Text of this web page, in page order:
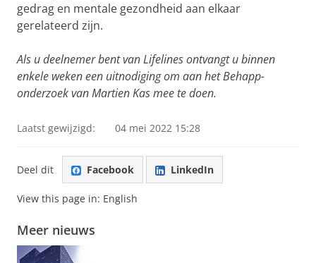
gedrag en mentale gezondheid aan elkaar
gerelateerd zijn.
Als u deelnemer bent van Lifelines ontvangt u binnen
enkele weken een uitnodiging om aan het Behapp-
onderzoek van Martien Kas mee te doen.
Laatst gewijzigd: 04 mei 2022 15:28
Deel dit Facebook LinkedIn
View this page in: English
Meer nieuws